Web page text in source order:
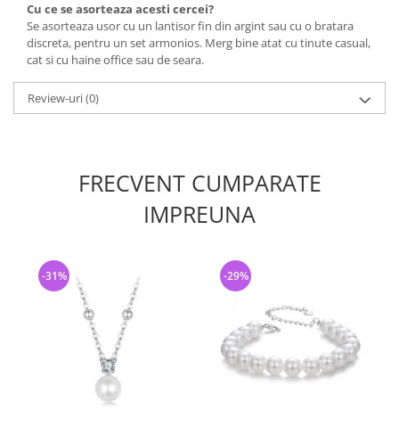
Cu ce se asorteaza acesti cercei?
Se asorteaza usor cu un lantisor fin din argint sau cu o bratara
discreta, pentru un set armonios. Merg bine atat cu tinute casual,
cat si cu haine office sau de seara.
Review-uri(0)
FRECVENT CUMPARATE
IMPREUNA
-31% -29%